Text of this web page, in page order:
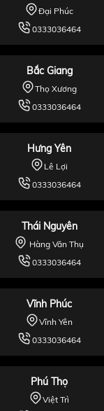
Đại Phúc
0333036464
Bắc Giang
Thọ Xương
0333036464
Hưng Yên
Lê Lợi
0333036464
Thái Nguyên
Hàng Văn Thụ
0333036464
Vĩnh Phúc
Vĩnh Yên
0333036464
Phú Thọ
Việt Trì